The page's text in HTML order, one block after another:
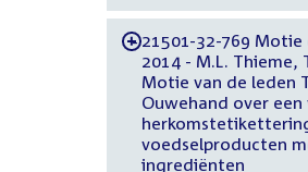
-21501-32-769 Motie
2014 - M.L. Thieme,
Motie van de leden
Ouwehand over
voedselproducten
ingrediënten